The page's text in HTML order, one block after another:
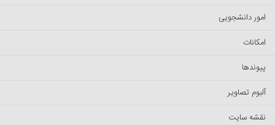
امور دانشجویی
امکانات
پیوندها
آلبوم تصاویر
نقشه سایت